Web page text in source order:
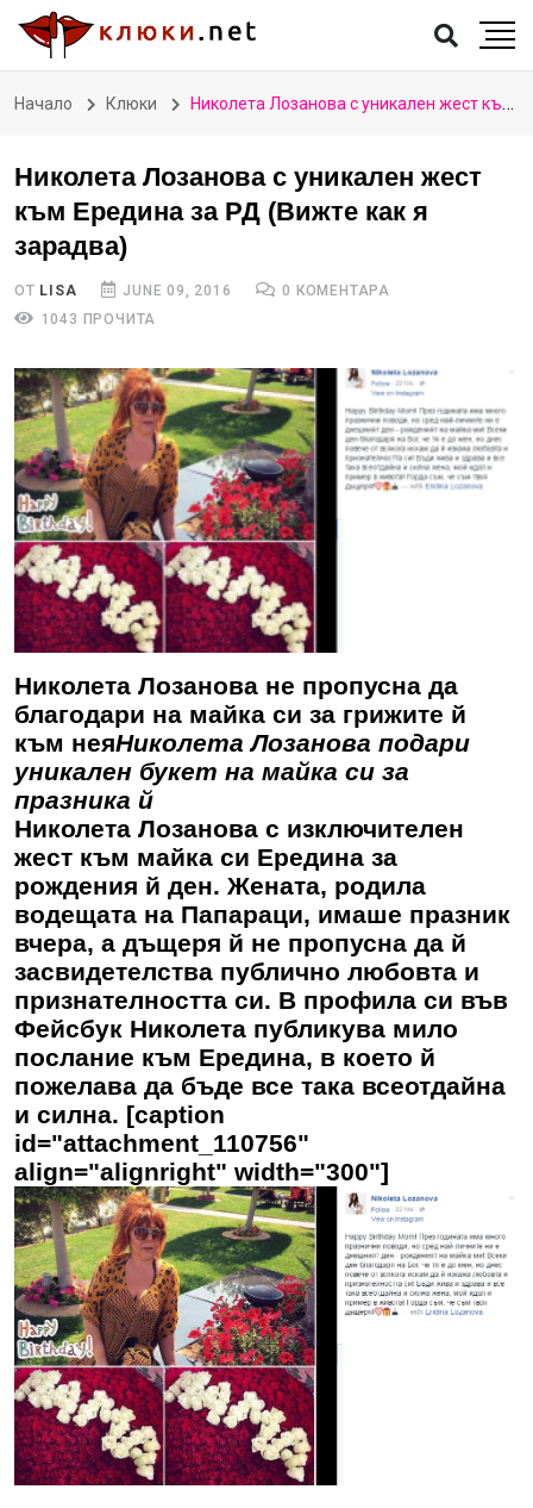
Начало Клюки Николета Лозанова с уникален жест към Ередина за РД (Вижте как я зарадва)
Николета Лозанова с уникален жест
към Ередина за РД (Вижте как я
зарадва)
ОТ LISA JUNE 09, 2016
0 КОМЕНТАРА
1043 ПРОЧИТА
Николета Лозанова не пропусна да
благодари на майка си за грижите й
към неяНиколета Лозанова подари
уникален букет на майка си за
празника й
Николета Лозанова с изключителен
жест към майка си Ередина за
рождения й ден. Жената, родила
водещата на Папараци, имаше празник
вчера, а дъщеря й не пропусна да й
засвидетелства публично любовта и
признателността си. В профила си във
Фейсбук Николета публикува мило
послание към Ередина, в което й
пожелава да бъде все така всеотдайна
и силна. [caption
id="attachment_110756"
align="alignright" width="300"]